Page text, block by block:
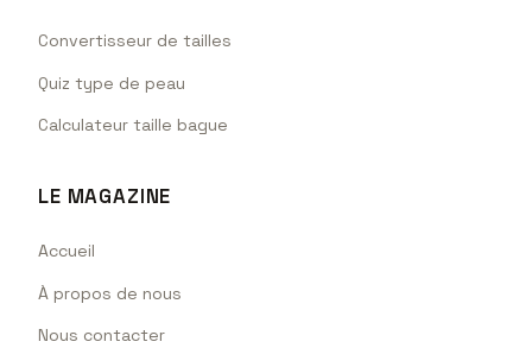
Convertisseur de tailles
Quiz type de peau
Calculateur taille bague
LE MAGAZINE
Accueil
À propos de nous
Nous contacter